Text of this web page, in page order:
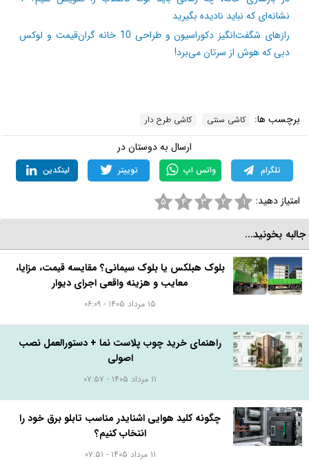
نشانه‌ای که نباید نادیده بگیرید
رازهای شگفت‌انگیز دکوراسیون و طراحی 10 خانه گران‌قیمت و لوکس
دبی که هوش از سرتان می‌برد!
برچسب ها: کاشی سنتی کاشی طرح دار
ارسال به دوستان در
تلگرام واتس اپ توییتر لینکدین
امتیاز دهید: ۱ ۲ ۳ ۴ ۵
بخونید...
بلوک هبلکس یا بلوک سیمانی؟ مقایسه قیمت، مزایا،
معایب و هزینه واقعی اجرای دیوار
۱۵ مرداد ۱۴۰۵ - ۰۶:۰۹
راهنمای خرید چوب پلاست نما + دستورالعمل نصب
اصولی
چگونه کلید هوایی اشنایدر مناسب تابلو برق خود را
انتخاب کنیم؟